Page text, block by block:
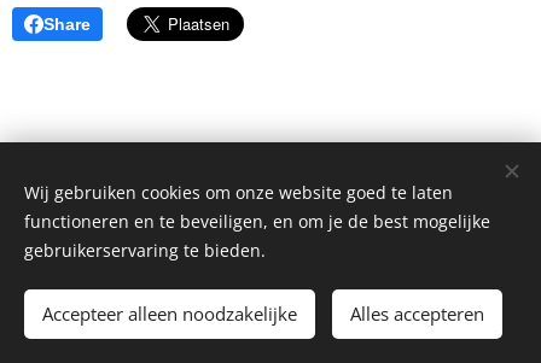
Share
info@chirowaarschoot.be Cookies
Wij gebruiken cookies om onze website goed te laten
functioneren en te beveiligen, en om je de best mogelijke
gebruikerservaring te bieden.
Accepteer alleen noodzakelijke Alles accepteren